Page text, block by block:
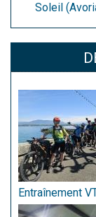
Soleil
Entraînement